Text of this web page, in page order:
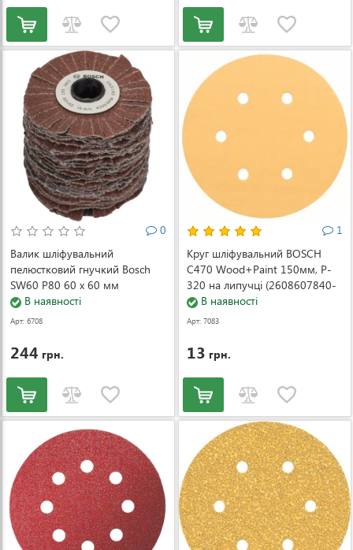
0
Валик шліфувальний
пелюстковий гнучкий Bosch
SW60 Р80 60 x 60 мм
(1600A00152)
В наявності
Арт: 6708
244 грн.
1
Круг шліфувальний BOSCH
C470 Wood+Paint 150мм, P-
320 на липучці (2608607840-
1) В наявності
Арт: 7083
13 грн.